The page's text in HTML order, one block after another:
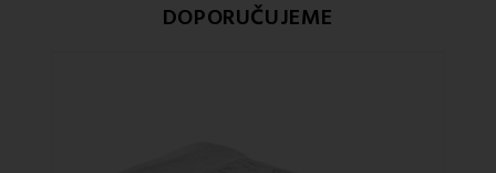
DOPORUČUJEME